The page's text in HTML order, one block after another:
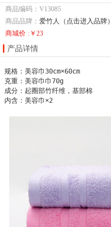
商品编码：V13085
商品品牌： 爱竹人（点击进入品牌）
商城价 :￥23
产品详情
规格：美容巾30cm×60cm
克重：美容巾巾70g
成分：起圈部竹纤维，基部棉
内含：美容巾×2